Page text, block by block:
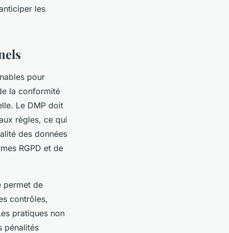
les
pour
la conformité
Le DMP doit
règles, ce qui
des données
RGPD et de
permet de
contrôles,
pratiques non
pénalités